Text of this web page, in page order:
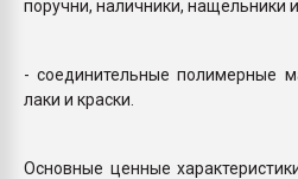
поручни, наличники, нащельники
- соединительные полимерные
лаки и краски.
Основные ценные